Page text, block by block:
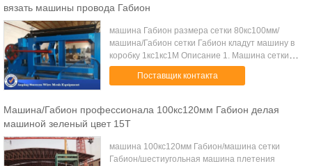
вязать машины провода Габион
машина Габион размера сетки 80кс100мм/
машина/Габион сетки Габион кладут машину в
коробку 1кс1кс1М Описание 1. Машина сетки
Габион принимает режим автоматического
управления ПЛК и гидравлический привод, 2.
Поставщик контакта
Машина/Габион профессионала 100кс120мм Габион делая
машиной зеленый цвет 15Т
машина 100кс120мм Габион/машина сетки
Габион/шестиугольная машина плетения